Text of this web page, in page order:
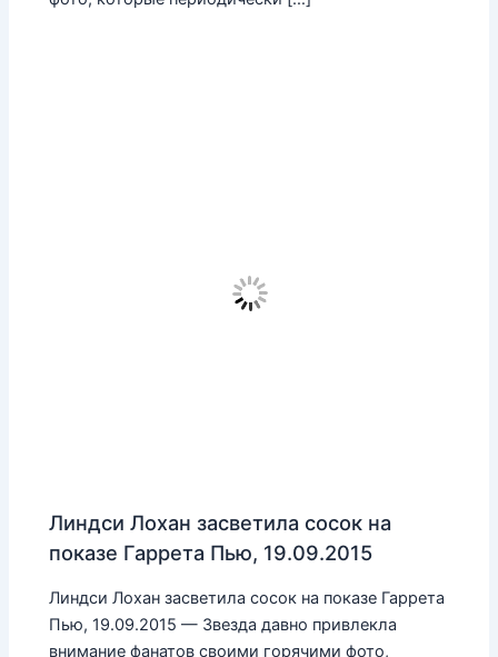
Линдси Лохан засветила сосок на
показе Гаррета Пью, 19.09.2015
Линдси Лохан засветила сосок на показе Гаррета
Пью, 19.09.2015 — Звезда давно привлекла
внимание фанатов своими горячими фото,